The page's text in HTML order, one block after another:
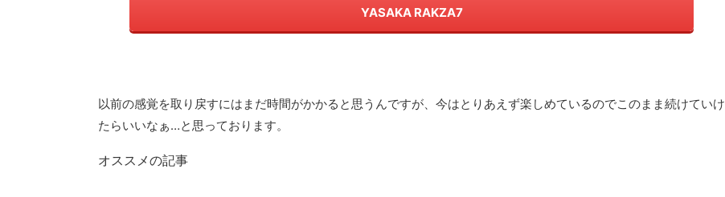
YASAKA RAKZA7
以前の感覚を取り戻すにはまだ時間がかかると思うんですが、今はとりあえず楽しめているのでこのまま続けていけ
たらいいなぁ…と思っております。
オススメの記事